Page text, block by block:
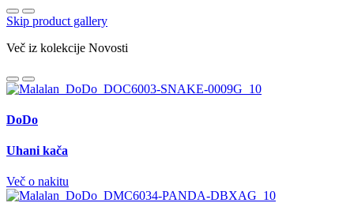
Skip product gallery
Več iz kolekcije Novosti
DoDo
Uhani kača
Več o nakitu